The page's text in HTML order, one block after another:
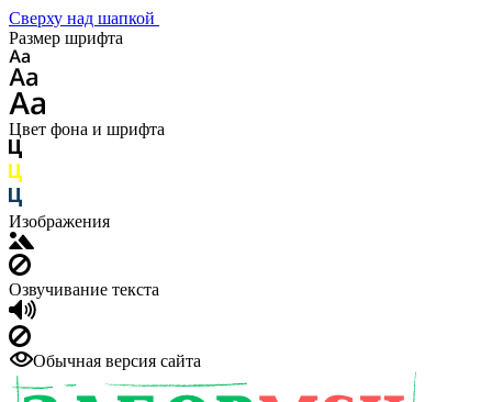
Сверху над шапкой
Размер шрифта
Цвет фона и шрифта
Изображения
Озвучивание текста
Обычная версия сайта